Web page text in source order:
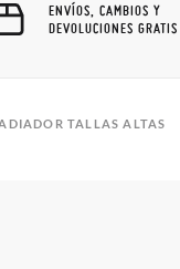
ENVÍOS, CAMBIOS Y
DEVOLUCIONES GRATIS
TALLAS ALTAS